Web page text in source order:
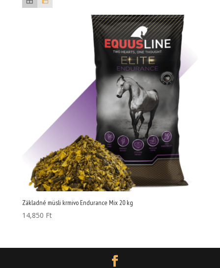
Základné müsli krmivo Endurance Mix 20 kg
14,850 Ft